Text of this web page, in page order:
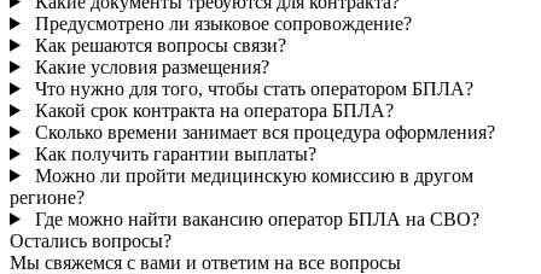
Предусмотрено ли языковое сопровождение?
Как решаются вопросы связи?
Какие условия размещения?
Что нужно для того, чтобы стать оператором БПЛА?
Какой срок контракта на оператора БПЛА?
Сколько времени занимает вся процедура оформления?
Как получить гарантии выплаты?
Можно ли пройти медицинскую комиссию в другом
регионе?
Где можно найти вакансию оператор БПЛА на СВО?
Остались вопросы?
Мы свяжемся с вами и ответим на все вопросы